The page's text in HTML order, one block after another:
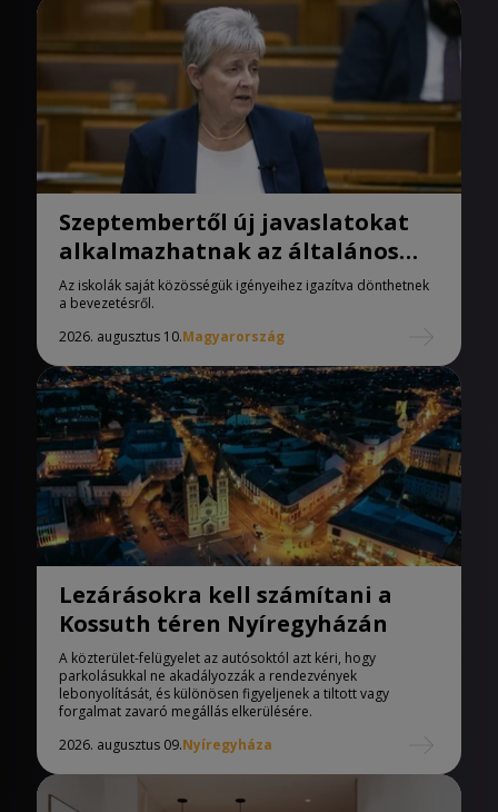
Szeptembertől új javaslatokat
alkalmazhatnak az általános
iskolák
Az iskolák saját közösségük igényeihez igazítva dönthetnek
a bevezetésről.
2026. augusztus 10.Magyarország
Lezárásokra kell számítani a
Kossuth téren Nyíregyházán
A közterület-felügyelet az autósoktól azt kéri, hogy
parkolásukkal ne akadályozzák a rendezvények
lebonyolítását, és különösen figyeljenek a tiltott vagy
forgalmat zavaró megállás elkerülésére.
2026. augusztus 09.Nyíregyháza